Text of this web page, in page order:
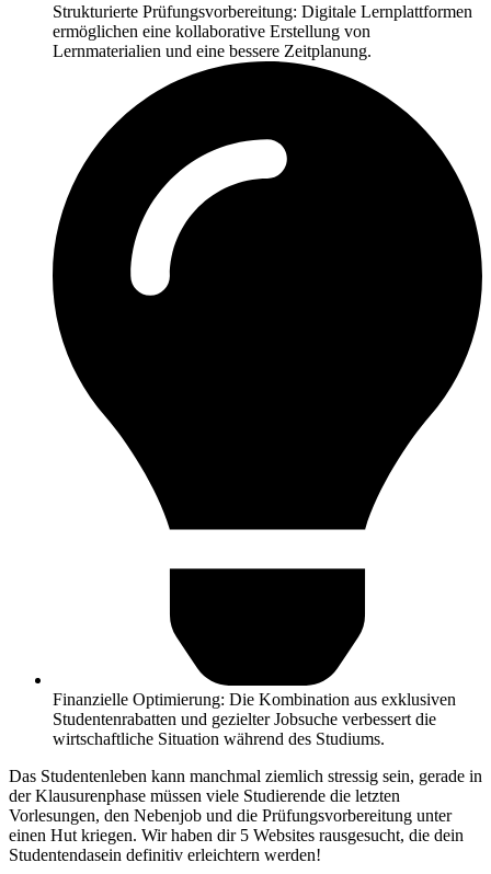
Strukturierte Prüfungsvorbereitung: Digitale Lernplattformen
ermöglichen eine kollaborative Erstellung von
Lernmaterialien und eine bessere Zeitplanung.
Finanzielle Optimierung: Die Kombination aus exklusiven
Studentenrabatten und gezielter Jobsuche verbessert die
wirtschaftliche Situation während des Studiums.
Das Studentenleben kann manchmal ziemlich stressig sein, gerade in
der Klausurenphase müssen viele Studierende die letzten
Vorlesungen, den Nebenjob und die Prüfungsvorbereitung unter
einen Hut kriegen. Wir haben dir 5 Websites rausgesucht, die dein
Studentendasein definitiv erleichtern werden!